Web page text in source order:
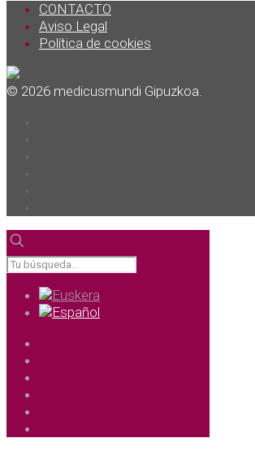
CONTACTO
Aviso Legal
Política de cookies
© 2026 medicusmundi Gipuzkoa.